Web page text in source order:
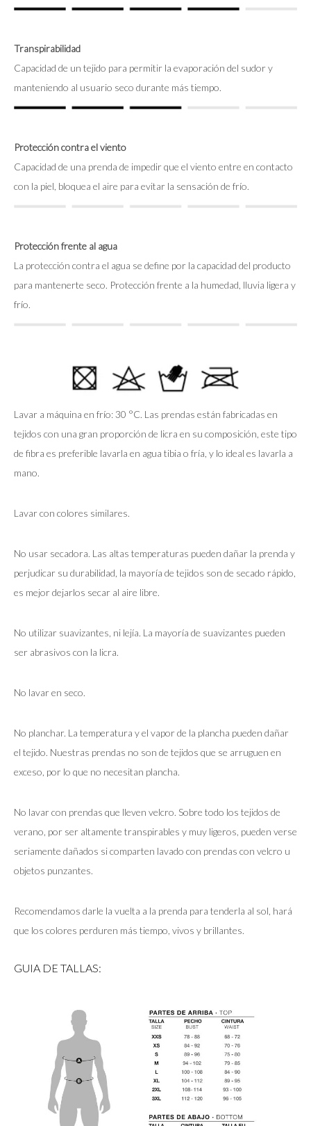
Transpirabilidad
Capacidad de un tejido para permitir la evaporación del sudor y
manteniendo al usuario seco durante más tiempo.
Protección contra el viento
Capacidad de una prenda de impedir que el viento entre en contacto
con la piel, bloquea el aire para evitar la sensación de frío.
Protección frente al agua
La protección contra el agua se define por la capacidad del producto
para mantenerte seco. Protección frente a la humedad, lluvia ligera y
frío.
Lavar a máquina en frío: 30 °C. Las prendas están fabricadas en
tejidos con una gran proporción de licra en su composición, este tipo
de fibra es preferible lavarla en agua tibia o fría, y lo ideal es lavarla a
mano.
Lavar con colores similares.
No usar secadora. Las altas temperaturas pueden dañar la prenda y
perjudicar su durabilidad, la mayoría de tejidos son de secado rápido,
es mejor dejarlos secar al aire libre.
No utilizar suavizantes, ni lejía. La mayoría de suavizantes pueden
ser abrasivos con la licra.
No lavar en seco.
No planchar. La temperatura y el vapor de la plancha pueden dañar
el tejido. Nuestras prendas no son de tejidos que se arruguen en
exceso, por lo que no necesitan plancha.
No lavar con prendas que lleven velcro. Sobre todo los tejidos de
verano, por ser altamente transpirables y muy ligeros, pueden verse
seriamente dañados si comparten lavado con prendas con velcro u
objetos punzantes.
Recomendamos darle la vuelta a la prenda para tenderla al sol, hará
que los colores perduren más tiempo, vivos y brillantes.
GUIA DE TALLAS: